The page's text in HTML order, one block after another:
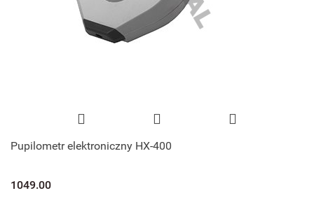
Pupilometr elektroniczny HX-400
1049.00